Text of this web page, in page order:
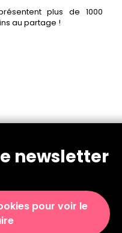
plus de 1000
au partage !
newsletter
pour voir le